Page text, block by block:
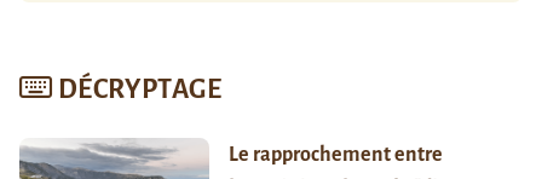
DÉCRYPTAGE
Le rapprochement entre